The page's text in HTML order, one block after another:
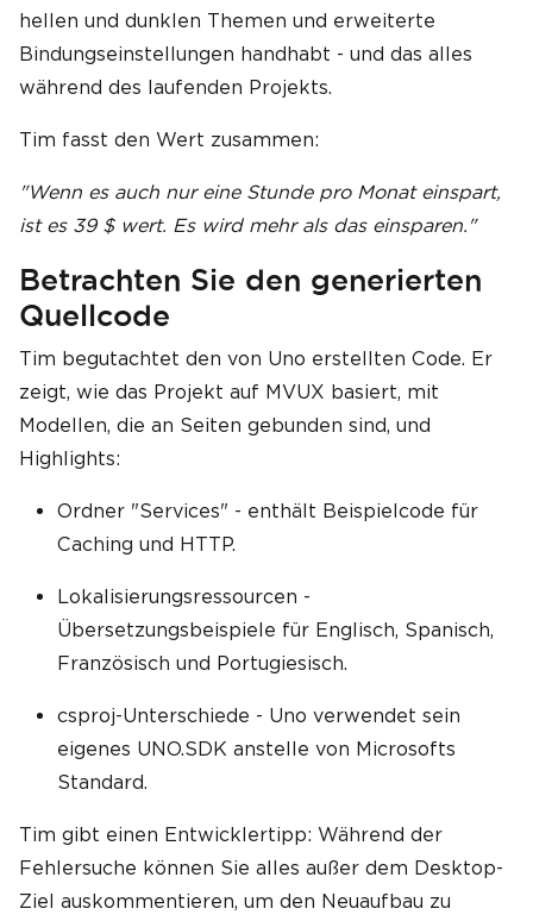
hellen und dunklen Themen und erweiterte
Bindungseinstellungen handhabt - und das alles
während des laufenden Projekts.
Tim fasst den Wert zusammen:
"Wenn es auch nur eine Stunde pro Monat einspart,
ist es 39 $ wert. Es wird mehr als das einsparen."
Betrachten Sie den generierten
Quellcode
Tim begutachtet den von Uno erstellten Code. Er
zeigt, wie das Projekt auf MVUX basiert, mit
Modellen, die an Seiten gebunden sind, und
Highlights:
Ordner "Services" - enthält Beispielcode für
Caching und HTTP.
Lokalisierungsressourcen -
Übersetzungsbeispiele für Englisch, Spanisch,
Französisch und Portugiesisch.
csproj-Unterschiede - Uno verwendet sein
eigenes UNO.SDK anstelle von Microsofts
Standard.
Tim gibt einen Entwicklertipp: Während der
Fehlersuche können Sie alles außer dem Desktop-
Ziel auskommentieren, um den Neuaufbau zu